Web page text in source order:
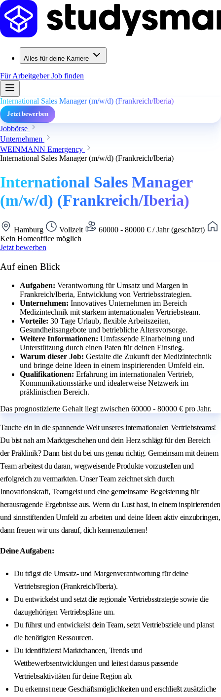
Alles für deine Karriere
Für ArbeitgeberJob finden
International Sales Manager (m/w/d) (Frankreich/Iberia)
Jetzt bewerben
Jobbörse
Unternehmen
WEINMANN Emergency
International Sales Manager (m/w/d) (Frankreich/Iberia)
International Sales Manager
(m/w/d) (Frankreich/Iberia)
Hamburg Vollzeit
60000 - 80000 € / Jahr (geschätzt)
Kein Homeoffice möglich
Jetzt bewerben
Auf einen Blick
Aufgaben: Verantwortung für Umsatz und Margen in
Frankreich/Iberia, Entwicklung von Vertriebsstrategien.
Unternehmen: Innovatives Unternehmen im Bereich
Medizintechnik mit starkem internationalen Vertriebsteam.
Vorteile: 30 Tage Urlaub, flexible Arbeitszeiten,
Gesundheitsangebote und betriebliche Altersvorsorge.
Weitere Informationen: Umfassende Einarbeitung und
Unterstützung durch einen Paten für deinen Einstieg.
Warum dieser Job: Gestalte die Zukunft der Medizintechnik
und bringe deine Ideen in einem inspirierenden Umfeld ein.
Qualifikationen: Erfahrung im internationalen Vertrieb,
Kommunikationsstärke und idealerweise Netzwerk im
präklinischen Bereich.
Das prognostizierte Gehalt liegt zwischen 60000 - 80000 € pro Jahr.
Tauche ein in die spannende Welt unseres internationalen Vertriebsteams!
Du bist nah am Marktgeschehen und dein Herz schlägt für den Bereich
der Präklinik? Dann bist du bei uns genau richtig. Gemeinsam mit deinem
Team arbeitest du daran, wegweisende Produkte vorzustellen und
erfolgreich zu vermarkten. Unser Team zeichnet sich durch
Innovationskraft, Teamgeist und eine gemeinsame Begeisterung für
herausragende Ergebnisse aus. Wenn du Lust hast, in einem inspirierenden
und sinnstiftenden Umfeld zu arbeiten und deine Ideen aktiv einzubringen,
dann freuen wir uns darauf, dich kennenzulernen!
Deine Aufgaben:
Du trägst die Umsatz- und Margenverantwortung für deine
Vertriebsregion (Frankreich/Iberia).
Du entwickelst und setzt die regionale Vertriebsstrategie sowie die
dazugehörigen Vertriebspläne um.
Du führst und entwickelst dein Team, setzt Vertriebsziele und planst
die benötigten Ressourcen.
Du identifizierst Marktchancen, Trends und
Wettbewerbsentwicklungen und leitest daraus passende
Vertriebsaktivitäten für deine Region ab.
Du erkennst neue Geschäftsmöglichkeiten und erschließt zusätzliche